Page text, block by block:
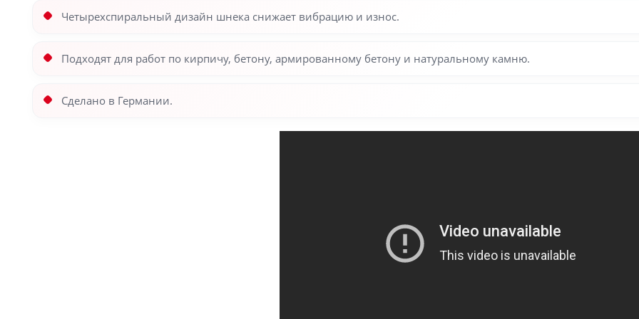
Четырехспиральный дизайн шнека снижает вибрацию и износ.
Подходят для работ по кирпичу, бетону, армированному бетону и натуральному камню.
Сделано в Германии.